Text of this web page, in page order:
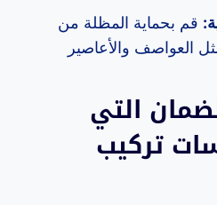
قم بحماية المظلة من
العواصف والأعاصير
التي
تركيب